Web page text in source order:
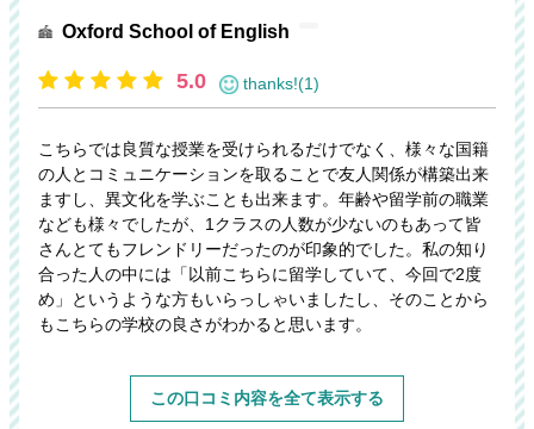
Oxford School of English
5.0 thanks!(1)
こちらでは良質な授業を受けられるだけでなく、様々な国籍
の人とコミュニケーションを取ることで友人関係が構築出来
ますし、異文化を学ぶことも出来ます。年齢や留学前の職業
なども様々でしたが、1クラスの人数が少ないのもあって皆
さんとてもフレンドリーだったのが印象的でした。私の知り
合った人の中には「以前こちらに留学していて、今回で2度
め」というような方もいらっしゃいましたし、そのことから
もこちらの学校の良さがわかると思います。
この口コミ内容を全て表示する